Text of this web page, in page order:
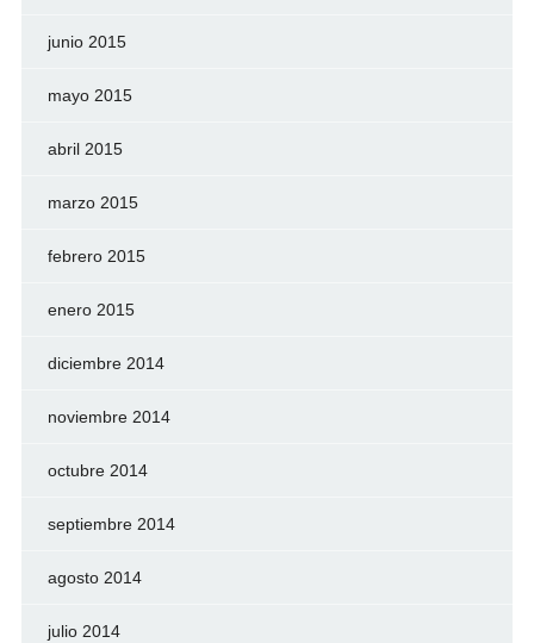
junio 2015
mayo 2015
abril 2015
marzo 2015
febrero 2015
enero 2015
diciembre 2014
noviembre 2014
octubre 2014
septiembre 2014
agosto 2014
julio 2014